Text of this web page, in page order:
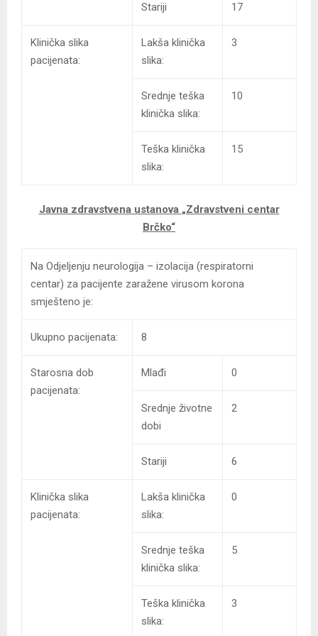
Stariji 17
Klinička slika
pacijenata:
Lakša klinička
slika:
3
Srednje teška
klinička slika:
10
Teška klinička
slika:
15
Javna zdravstvena ustanova „Zdravstveni centar
Brčko“
Na Odjeljenju neurologija – izolacija (respiratorni
centar) za pacijente zaražene virusom korona
smješteno je:
Ukupno pacijenata: 8
Starosna dob
pacijenata:
Mlađi 0
Srednje životne
dobi
2
Stariji 6
Klinička slika
pacijenata:
Lakša klinička
slika:
0
Srednje teška
klinička slika:
5
Teška klinička
slika:
3